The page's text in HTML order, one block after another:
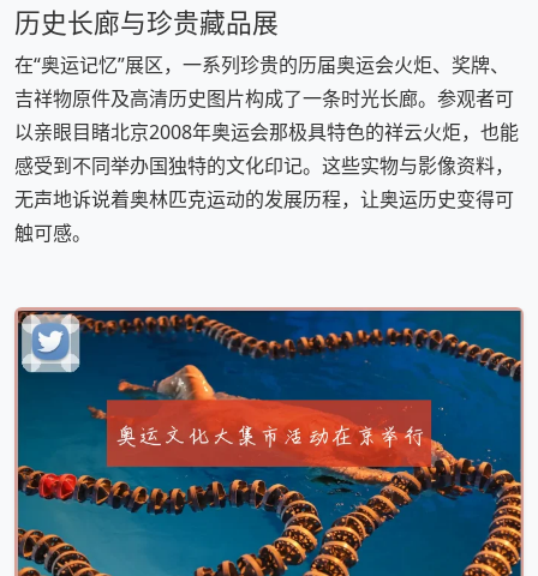
历史长廊与珍贵藏品展
在“奥运记忆”展区，一系列珍贵的历届奥运会火炬、奖牌、
吉祥物原件及高清历史图片构成了一条时光长廊。参观者可
以亲眼目睹北京2008年奥运会那极具特色的祥云火炬，也能
感受到不同举办国独特的文化印记。这些实物与影像资料，
无声地诉说着奥林匹克运动的发展历程，让奥运历史变得可
触可感。